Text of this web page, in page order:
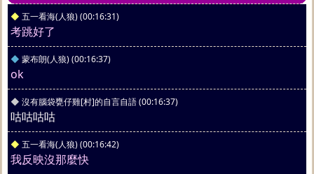
◆ 五一看海(人狼)(00:16:31)
考跳好了
◆ 蒙布朗(人狼)(00:16:37)
ok
◆ 沒有腦袋甕仔雞[村]的自言自語(00:16:37)
咕咕咕咕
◆ 五一看海(人狼)(00:16:42)
我反映沒那麼快